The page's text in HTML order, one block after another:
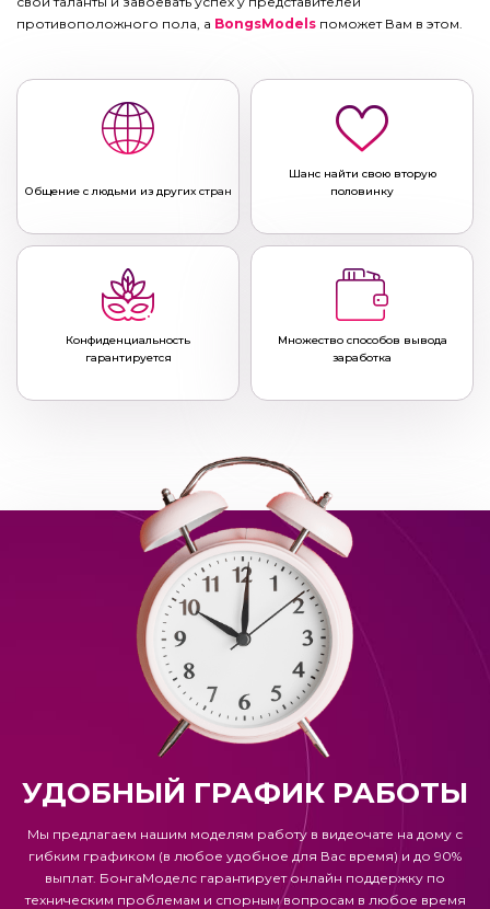
противоположного пола, а BongsModels поможет Вам в этом.
Общение с людьми из других стран
Шанс найти свою вторую
половинку
Конфиденциальность
гарантируется
Множество способов вывода
заработка
УДОБНЫЙ ГРАФИК РАБОТЫ
Мы предлагаем нашим моделям работу в видеочате на дому с
гибким графиком (в любое удобное для Вас время) и до 90%
выплат. БонгаМоделс гарантирует онлайн поддержку по
техническим проблемам и спорным вопросам в любое время